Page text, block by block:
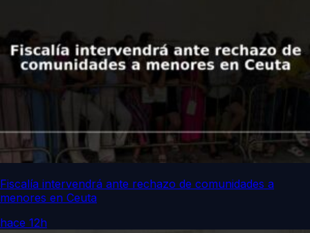
Fiscalía intervendrá ante rechazo de comunidades a
menores en Ceuta
hace 12h